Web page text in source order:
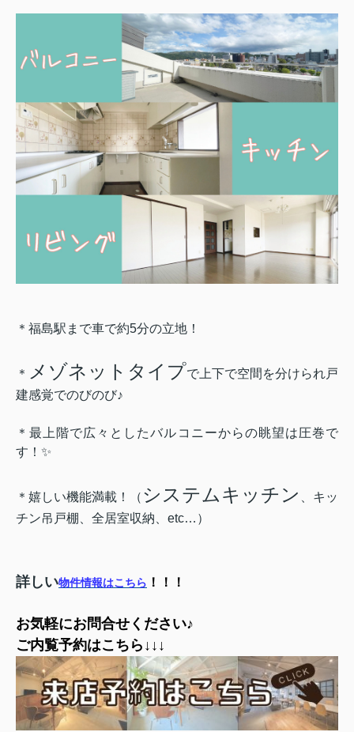
＊福島駅まで車で約5分の立地！
＊ メゾネットタイプで上下で空間を分けられ戸
建感覚でのびのび♪
＊最上階で広々としたバルコニーからの眺望は圧巻で
す！✨
＊嬉しい機能満載！（ システムキッチン
、キッ
チン吊戸棚、全居室収納、etc…）
詳しい物件情報はこちら ！！！
お気軽にお問合せください♪
ご内覧予約はこちら↓↓↓